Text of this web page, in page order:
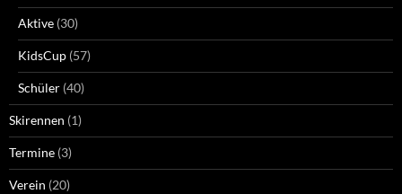
Aktive (30)
KidsCup (57)
Schüler (40)
Skirennen (1)
Termine (3)
Verein (20)